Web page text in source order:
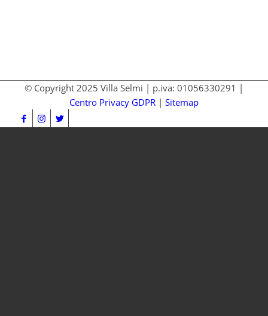
© Copyright 2025 Villa Selmi | p.iva: 01056330291 |
Centro Privacy GDPR| Sitemap